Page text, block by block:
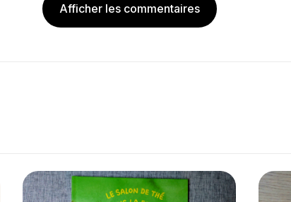
Afficher les commentaires